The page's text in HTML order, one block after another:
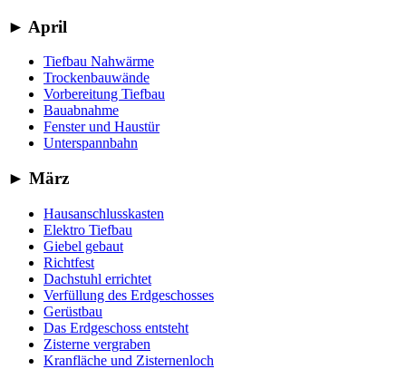
► April
Tiefbau Nahwärme
Trockenbauwände
Vorbereitung Tiefbau
Bauabnahme
Fenster und Haustür
Unterspannbahn
► März
Hausanschlusskasten
Elektro Tiefbau
Giebel gebaut
Richtfest
Dachstuhl errichtet
Verfüllung des Erdgeschosses
Gerüstbau
Das Erdgeschoss entsteht
Zisterne vergraben
Kranfläche und Zisternenloch